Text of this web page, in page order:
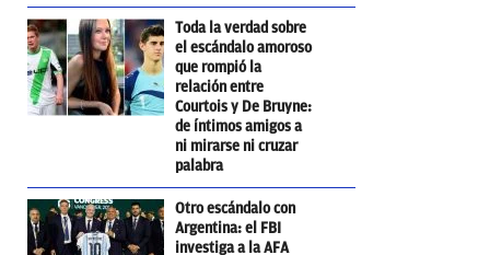
Toda la verdad sobre
el escándalo amoroso
que rompió la
relación entre
Courtois y De Bruyne:
de íntimos amigos a
ni mirarse ni cruzar
palabra
Otro escándalo con
Argentina: el FBI
investiga a la AFA